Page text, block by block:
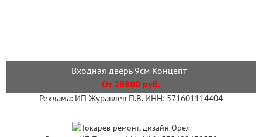
Входная дверь 9см Концепт
От 29800 руб.
Реклама: ИП Журавлев П.В. ИНН: 571601114404